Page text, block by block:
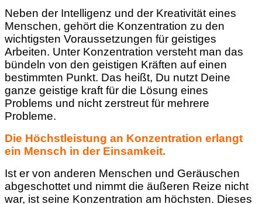
Neben der Intelligenz und der Kreativität eines
Menschen, gehört die Konzentration zu den
wichtigsten Voraussetzungen für geistiges
Arbeiten. Unter Konzentration versteht man das
bündeln von den geistigen Kräften auf einen
bestimmten Punkt. Das heißt, Du nutzt Deine
ganze geistige kraft für die Lösung eines
Problems und nicht zerstreut für mehrere
Probleme.
Die Höchstleistung an Konzentration erlangt
ein Mensch in der Einsamkeit.
Ist er von anderen Menschen und Geräuschen
abgeschottet und nimmt die äußeren Reize nicht
war, ist seine Konzentration am höchsten. Dieses